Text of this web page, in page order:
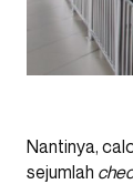
Nantinya,
sejumlah